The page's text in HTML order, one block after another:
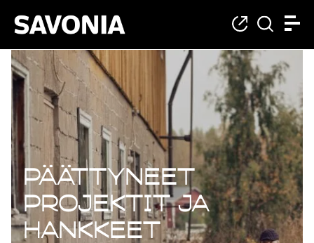
Päättyneet
Päättyneet
projektit ja
hankkeet